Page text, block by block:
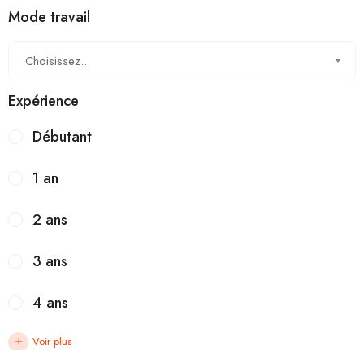
Mode travail
Choisissez...
Expérience
Débutant
1 an
2 ans
3 ans
4 ans
Voir plus